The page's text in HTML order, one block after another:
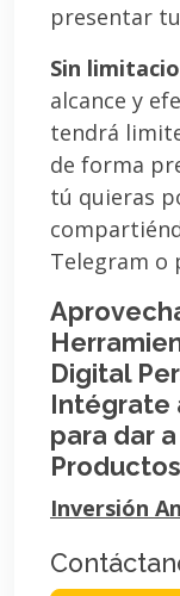
presentar
Sin
alcance y
tendrá
de forma
tú quieras
Telegram o
Digital
Intégrate
para dar
Inversión